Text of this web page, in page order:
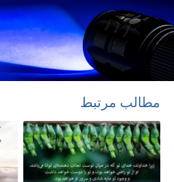
مطالب مرتبط